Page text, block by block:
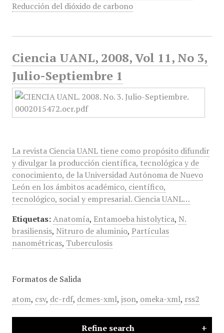
Reducción del dióxido de carbono
Ciencia UANL, 2008, Vol 11, No 3,
Julio-Septiembre 1
La revista Ciencia UANL tiene como propósito difundir
y divulgar la producción científica, tecnológica y de
conocimiento, de la Universidad Autónoma de Nuevo
León en los ámbitos académico, científico,
tecnológico, social y empresarial. Ciencia UANL…
Etiquetas: Anatomía, Entamoeba histolytica, N.
brasiliensis, Nitruro de aluminio, Partículas
nanométricas, Tuberculosis
Formatos de Salida
atom, csv, dc-rdf, dcmes-xml, json, omeka-xml, rss2
Refine search